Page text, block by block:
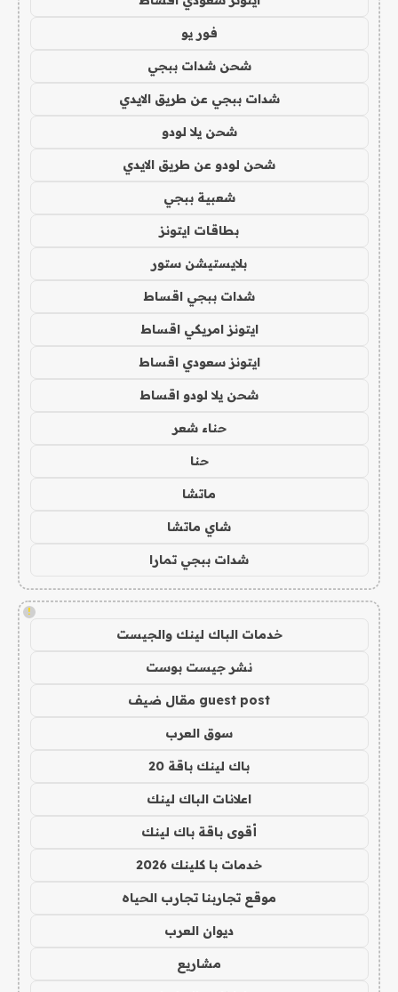
فور يو
شحن شدات ببجي
شدات ببجي عن طريق الايدي
شحن يلا لودو
شحن لودو عن طريق الايدي
شعبية ببجي
بطاقات ايتونز
بلايستيشن ستور
شدات ببجي اقساط
ايتونز امريكي اقساط
ايتونز سعودي اقساط
شحن يلا لودو اقساط
حناء شعر
حنا
ماتشا
شاي ماتشا
شدات ببجي تمارا
!
خدمات الباك لينك والجيست
نشر جيست بوست
guest post مقال ضيف
سوق العرب
باك لينك باقة 20
اعلانات الباك لينك
أقوى باقة باك لينك
خدمات با كلينك 2026
موقع تجاربنا تجارب الحياه
ديوان العرب
مشاريع